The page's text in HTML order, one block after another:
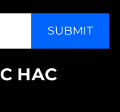
НАС